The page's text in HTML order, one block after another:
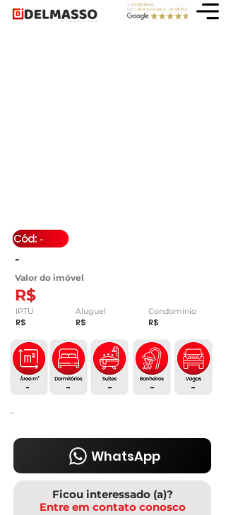
-
Valor do imóvel
R$
-
IPTU
R$
Aluguel Condomínio
R$ R$
-
-
- - -
-
WhatsApp
Ficou interessado (a)?
Entre em contato conosco